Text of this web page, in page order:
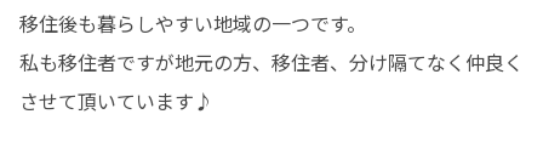
移住後も暮らしやすい地域の一つです。
私も移住者ですが地元の方、移住者、分け隔てなく仲良く
させて頂いています♪